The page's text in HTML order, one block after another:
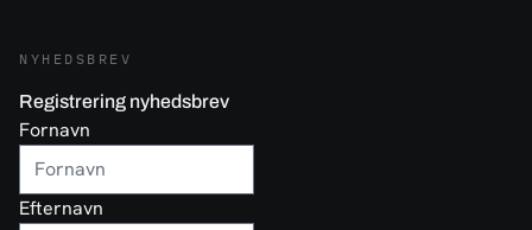
NYHEDSBREV
Registrering nyhedsbrev
Fornavn
Efternavn